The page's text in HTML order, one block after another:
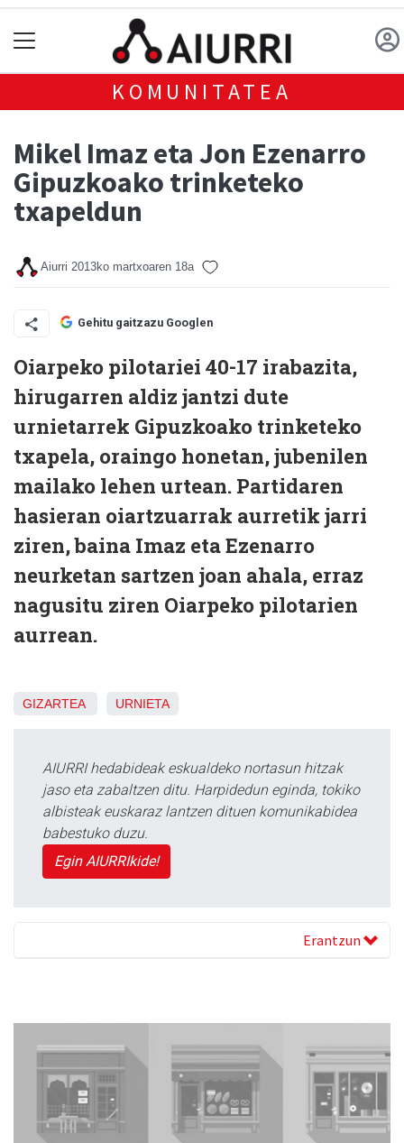
KOMUNITATEA
Mikel Imaz eta Jon Ezenarro
Gipuzkoako trinketeko
txapeldun
Aiurri 2013ko martxoaren 18a
Gehitu gaitzazu Googlen
Oiarpeko pilotariei 40-17 irabazita,
hirugarren aldiz jantzi dute
urnietarrek Gipuzkoako trinketeko
txapela, oraingo honetan, jubenilen
mailako lehen urtean. Partidaren
hasieran oiartzuarrak aurretik jarri
ziren, baina Imaz eta Ezenarro
neurketan sartzen joan ahala, erraz
nagusitu ziren Oiarpeko pilotarien
aurrean.
GIZARTEA URNIETA
AIURRI hedabideak eskualdeko nortasun hitzak
jaso eta zabaltzen ditu. Harpidedun eginda, tokiko
albisteak euskaraz lantzen dituen komunikabidea
babestuko duzu.
Egin AIURRIkide!
Erantzun